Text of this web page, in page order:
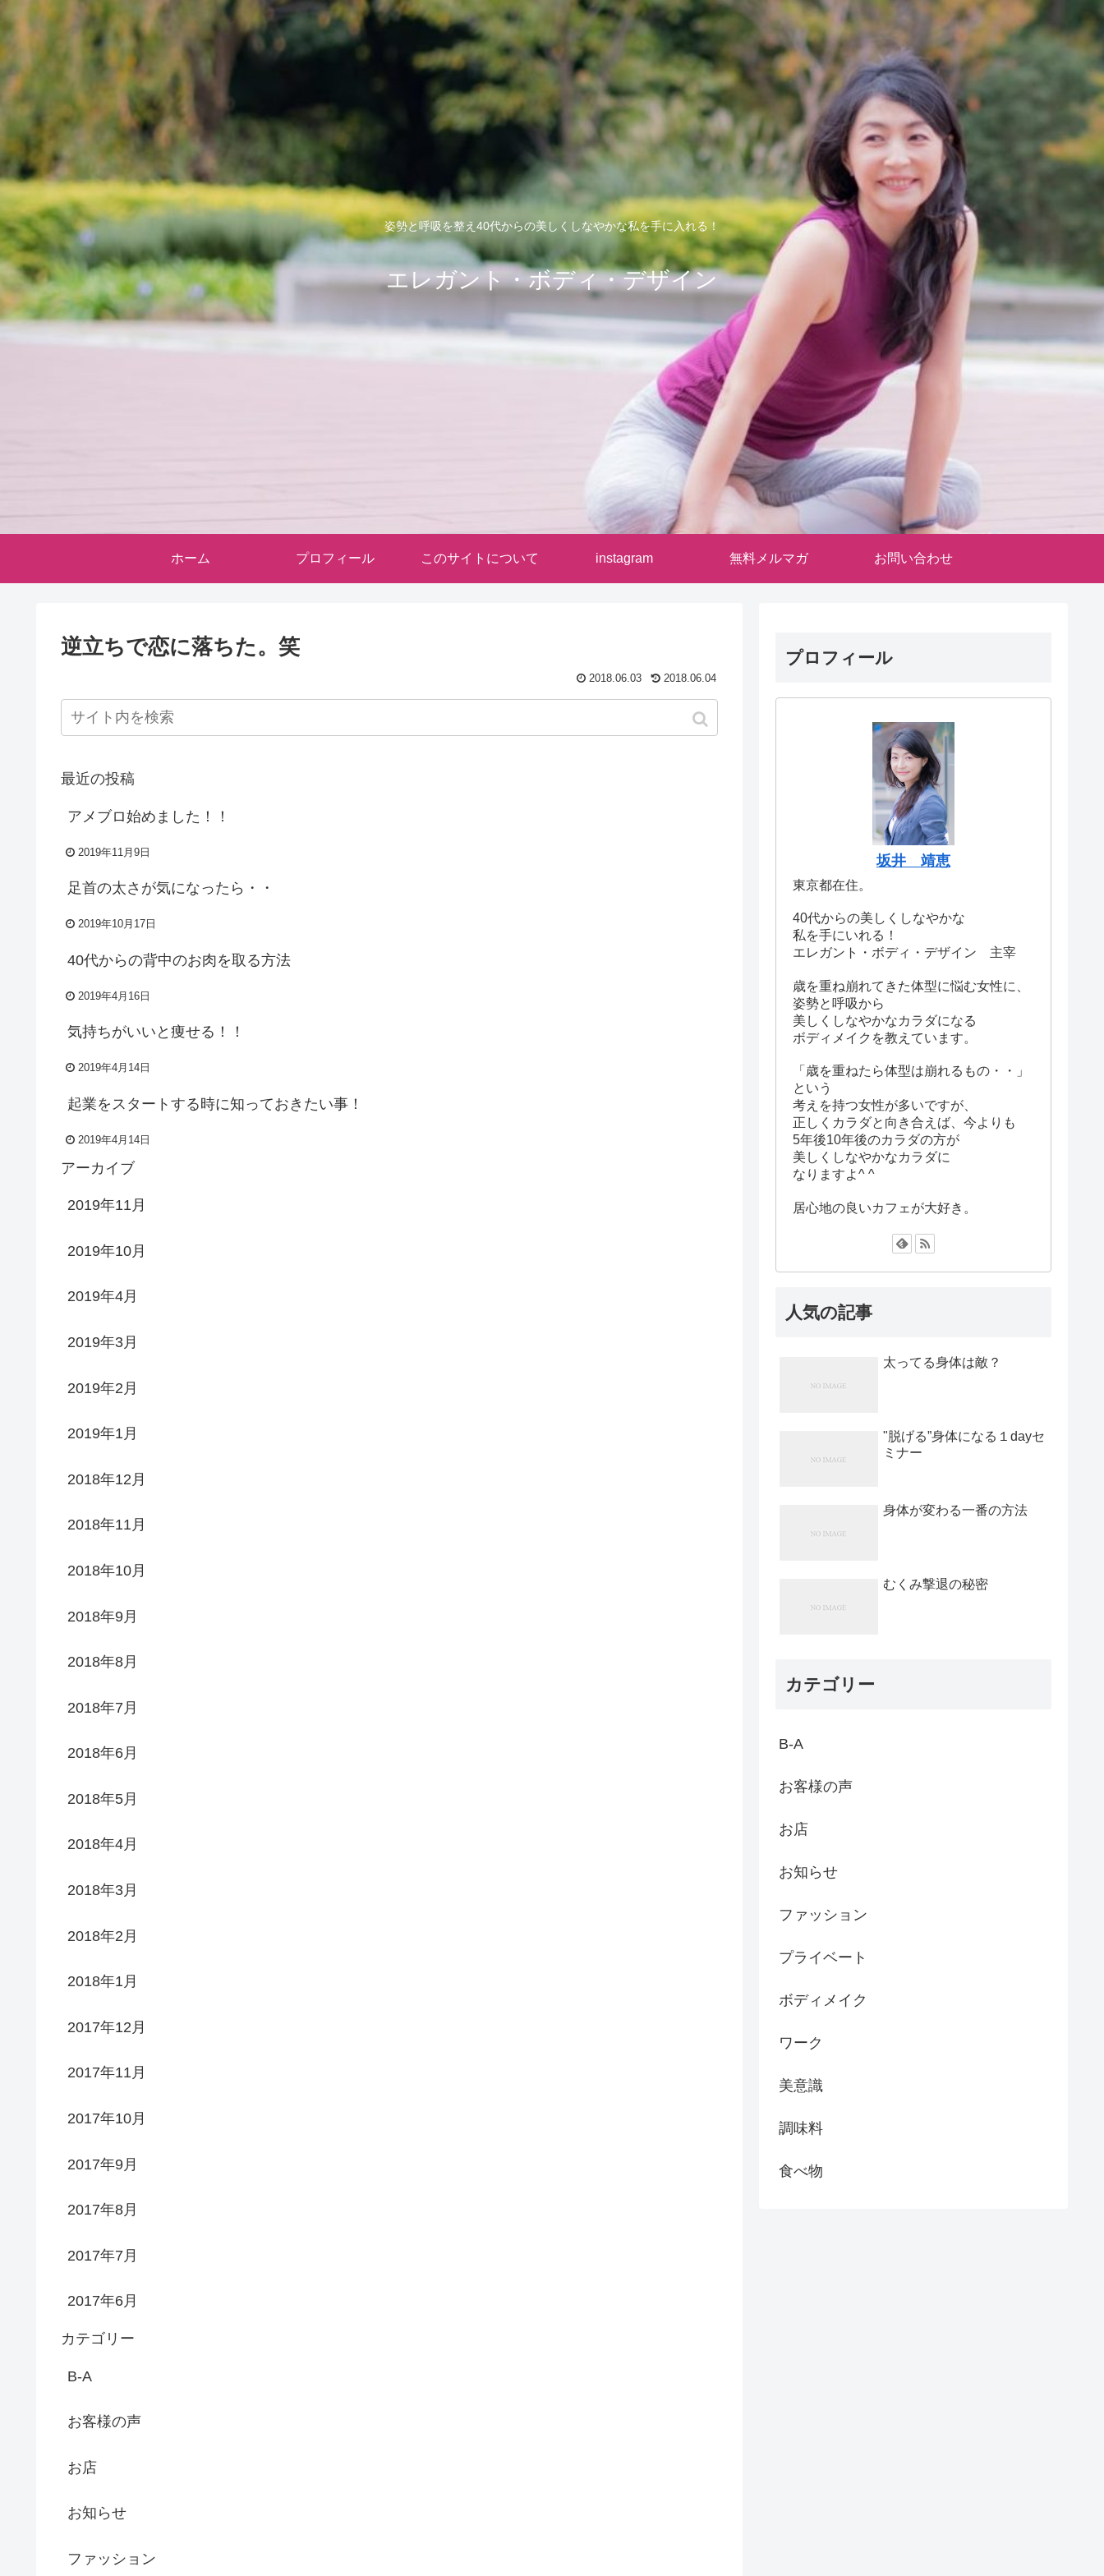
姿勢と呼吸を整え40代からの美しくしなやかな私を手に入れる！
エレガント・ボディ・デザイン
ホーム プロフィール このサイトについて instagram 無料メルマガ お問い合わせ
逆立ちで恋に落ちた。笑
2018.06.04
2018.06.03
最近の投稿
アメブロ始めました！！
2019年11月9日
足首の太さが気になったら・・
2019年10月17日
40代からの背中のお肉を取る方法
2019年4月16日
気持ちがいいと痩せる！！
2019年4月14日
起業をスタートする時に知っておきたい事！
2019年4月14日
アーカイブ
2019年11月
2019年10月
2019年4月
2019年3月
2019年2月
2019年1月
2018年12月
2018年11月
2018年10月
2018年9月
2018年8月
2018年7月
2018年6月
2018年5月
2018年4月
2018年3月
2018年2月
2018年1月
2017年12月
2017年11月
2017年10月
2017年9月
2017年8月
2017年7月
2017年6月
カテゴリー
B-A
お客様の声
お店
お知らせ
ファッション
プロフィール
坂井 靖恵
東京都在住。
40代からの美しくしなやかな
私を手にいれる！
エレガント・ボディ・デザイン 主宰
歳を重ね崩れてきた体型に悩む女性に、
姿勢と呼吸から
美しくしなやかなカラダになる
ボディメイクを教えています。
「歳を重ねたら体型は崩れるもの・・」
という
考えを持つ女性が多いですが、
正しくカラダと向き合えば、今よりも
5年後10年後のカラダの方が
美しくしなやかなカラダに
なりますよ^ ^
居心地の良いカフェが大好き。
人気の記事
太ってる身体は敵？
"脱げる”身体になる１dayセ
ミナー
身体が変わる一番の方法
むくみ撃退の秘密
カテゴリー
B-A
お客様の声
お店
お知らせ
ファッション
プライベート
ボディメイク
ワーク
美意識
調味料
食べ物